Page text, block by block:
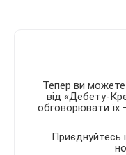
Тепер ви можете
від «Дебету-
обговорювати їх –
Приєднуйтесь